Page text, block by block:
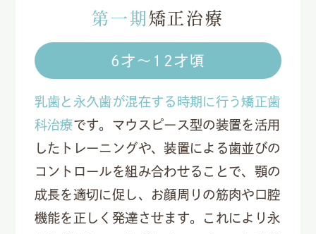
第一期 矯正治療
6才〜12才頃
乳歯と永久歯が混在する時期に行う矯正歯
科治療です。マウスピース型の装置を活用
したトレーニングや、装置による歯並びの
コントロールを組み合わせることで、顎の
成長を適切に促し、お顔周りの筋肉や口腔
機能を正しく発達させます。これにより永